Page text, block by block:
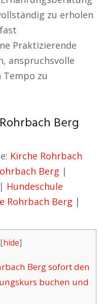
zu erholen
Praktizierende
anspruchsvolle
Tempo zu
Berg
Kirche Rohrbach
Berg |
| Hundeschule
Rohrbach Berg |
[hide]
Berg sofort den
buchen und